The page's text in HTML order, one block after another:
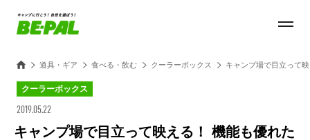
道具・ギア 食べる・飲む クーラーボックス キャンプ場で目立って
クーラーボックス
2019.05.22
キャンプ場で目立って映える！ 機能も優れた